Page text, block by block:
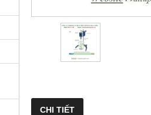
CHI TIẾT